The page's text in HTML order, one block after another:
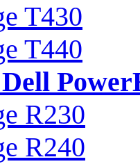
T430
T440
R230
R240